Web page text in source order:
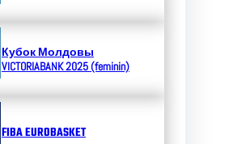
Кубок Молдовы
VICTORIABANK 2025 (feminin)
FIBA EUROBASKET